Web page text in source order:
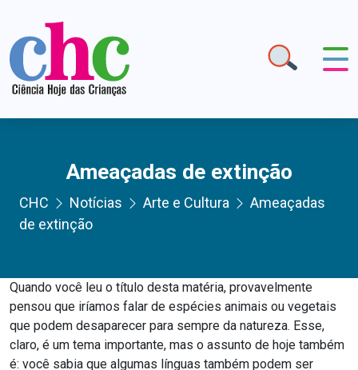
Ameaçadas de extinção
CHC Notícias Arte e Cultura
Ameaçadas
de extinção
Quando você leu o título desta matéria, provavelmente
pensou que iríamos falar de espécies animais ou vegetais
que podem desaparecer para sempre da natureza. Esse,
claro, é um tema importante, mas o assunto de hoje também
é: você sabia que algumas línguas também podem ser